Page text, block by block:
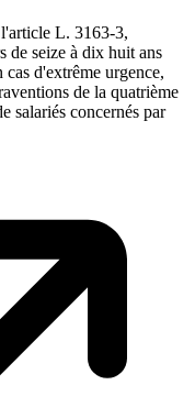
L. 3163-3,
de seize à dix huit ans
d'extrême urgence,
de la quatrième
salariés concernés par